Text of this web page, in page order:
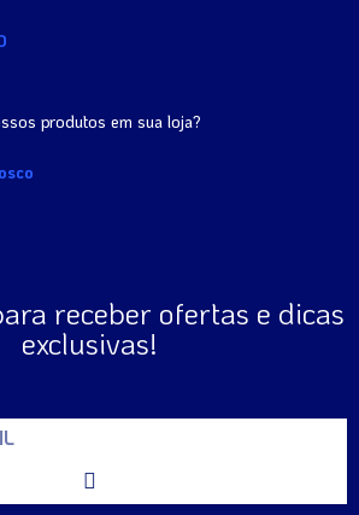
produtos em sua loja?
receber ofertas e dicas
exclusivas!